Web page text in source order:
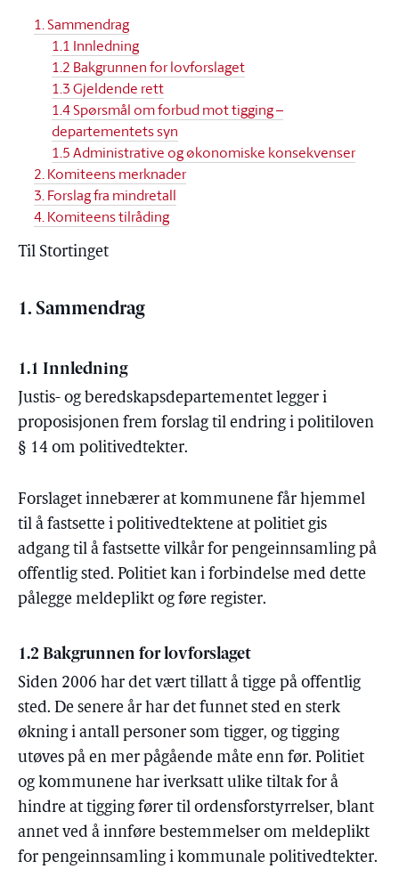
1. Sammendrag
1.1 Innledning
1.2 Bakgrunnen for lovforslaget
1.3 Gjeldende rett
1.4 Spørsmål om forbud mot tigging –
departementets syn
1.5 Administrative og økonomiske konsekvenser
2. Komiteens merknader
3. Forslag fra mindretall
4. Komiteens tilråding
Til Stortinget
1. Sammendrag
1.1 Innledning
Justis- og beredskapsdepartementet legger i
proposisjonen frem forslag til endring i politiloven
§ 14 om politivedtekter.
Forslaget innebærer at kommunene får hjemmel
til å fastsette i politivedtektene at politiet gis
adgang til å fastsette vilkår for pengeinnsamling på
offentlig sted. Politiet kan i forbindelse med dette
pålegge meldeplikt og føre register.
1.2 Bakgrunnen for lovforslaget
Siden 2006 har det vært tillatt å tigge på offentlig
sted. De senere år har det funnet sted en sterk
økning i antall personer som tigger, og tigging
utøves på en mer pågående måte enn før. Politiet
og kommunene har iverksatt ulike tiltak for å
hindre at tigging fører til ordensforstyrrelser, blant
annet ved å innføre bestemmelser om meldeplikt
for pengeinnsamling i kommunale politivedtekter.